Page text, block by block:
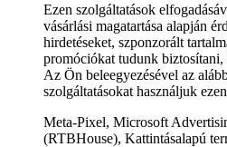
Ezen szolgáltatások
vásárlási magatartása alapján
hirdetéseket, szponzorált
promóciókat tudunk
Az Ön beleegyezésével az
szolgáltatásokat használjuk
Meta-Pixel, Microsoft
(RTBHouse), Kattintásalapú